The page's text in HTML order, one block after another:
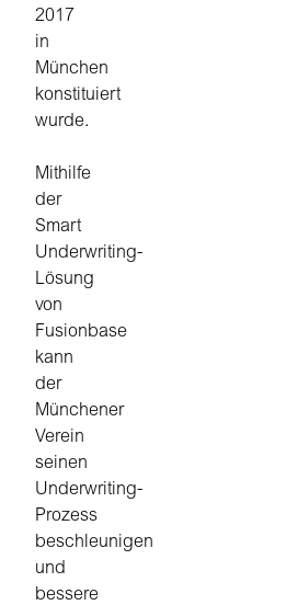
2017
in
München
konstituiert
wurde.
Mithilfe
der
Smart
Underwriting-
Lösung
von
Fusionbase
kann
der
Münchener
Verein
seinen
Underwriting-
Prozess
beschleunigen
und
bessere